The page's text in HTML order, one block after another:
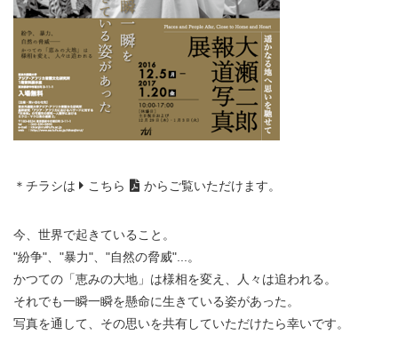
＊チラシは こちら からご覧いただけます。
今、世界で起きていること。
"紛争"、"暴力"、"自然の脅威"...。
かつての「恵みの大地」は様相を変え、人々は追われる。
それでも一瞬一瞬を懸命に生きている姿があった。
写真を通して、その思いを共有していただけたら幸いです。